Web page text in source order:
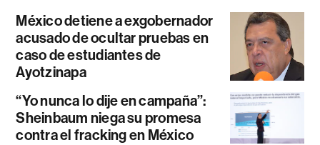
México detiene a exgobernador
acusado de ocultar pruebas en
caso de estudiantes de
Ayotzinapa
“Yo nunca lo dije en campaña”:
Sheinbaum niega su promesa
contra el fracking en México